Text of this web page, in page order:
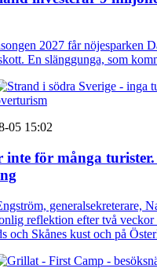
2027 får nöjesparken
En slänggunga, som
05 15:02
inte för många
generalsekreterare,
reflektion efter två veckor
och Skånes kust och på